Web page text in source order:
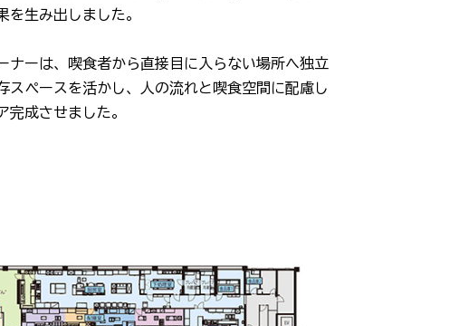
生み出しました。
ナーは、喫食者から直接目に入らない場所へ独立
スペースを活かし、人の流れと喫食空間に配慮し
完成させました。